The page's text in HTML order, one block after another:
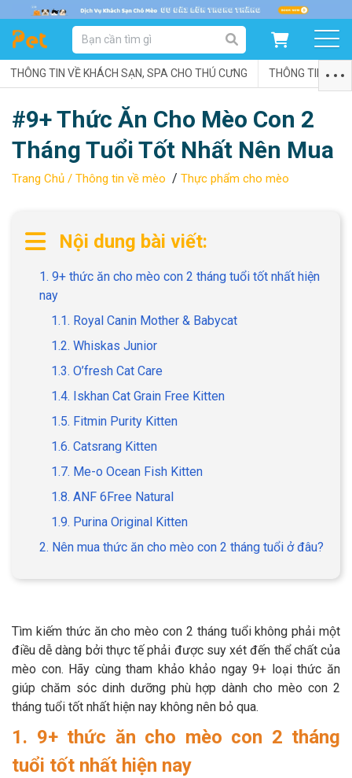
DANH MỤC SẢN PHẨM
SẢN PHẨM DÀNH CHO MÈO SẢN PHẨM DÀNH CHO CHÓ
SẨN PHẨM THEO THƯƠNG HIỆU
Khách sạn chó mèo
Dịch vụ cắt tỉa lông chó
mèo
mèo
TIN TỨC
Thông tin về khách sạn,
Thông tin về chó
Thông tin về mèo
THÔNG TIN VỀ KHÁCH SẠN, SPA CHO THÚ CƯNG THÔNG TIN VỀ
#9+ Thức Ăn Cho Mèo Con 2
Tháng Tuổi Tốt Nhất Nên Mua
Trang Chủ / Thông tin về mèo / Thực phẩm cho mèo
Nội dung bài viết:
1. 9+ thức ăn cho mèo con 2 tháng tuổi tốt nhất hiện
nay
1.1. Royal Canin Mother & Babycat
1.2. Whiskas Junior
1.3. O’fresh Cat Care
1.4. Iskhan Cat Grain Free Kitten
1.5. Fitmin Purity Kitten
1.6. Catsrang Kitten
1.7. Me-o Ocean Fish Kitten
1.8. ANF 6Free Natural
1.9. Purina Original Kitten
2. Nên mua thức ăn cho mèo con 2 tháng tuổi ở đâu?
Tìm kiếm thức ăn cho mèo con 2 tháng tuổi không phải một
điều dễ dàng bởi thực tế phải được suy xét đến thể chất của
mèo con. Hãy cùng tham khảo khảo ngay 9+ loại thức ăn
giúp chăm sóc dinh dưỡng phù hợp dành cho mèo con 2
tháng tuổi tốt nhất hiện nay không nên bỏ qua.
1. 9+ thức ăn cho mèo con 2 tháng
tuổi tốt nhất hiện nay